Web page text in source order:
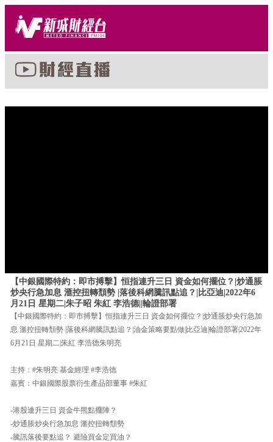
【中銀國際特約：即市搏擊】恒指連升三日 資金如何擺位？|炒通脹
炒央行急加息 滙控扭轉頹勢 |落後科網騰訊點追？|比亞迪|2022年6
月21日 星期二|朱子昭 朱紅 李浩德||輪證部署
【中銀國際特約：即市搏擊】恒指連升三日 資金如何擺位？|炒通脹炒央行急加
息 滙控扭轉頹勢 |落後科網騰訊點追？|油金策略要點做|比亞迪|輪證部署|2022年
6月21日 星期二|朱紅 李浩德朱明亮
主持：#朱明亮 基金經理 #李浩德
嘉賓：中銀國際股票衍生產品部董事 #朱紅
-港股連升三日 資金牛熊點擺陣？
-炒通脹炒央行急加息 滙控扭轉頹勢
-騰訊落後要點追？ 避險買金定買油？